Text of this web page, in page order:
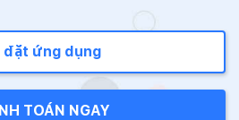
đặt ứng dụng
TOÁN NGAY